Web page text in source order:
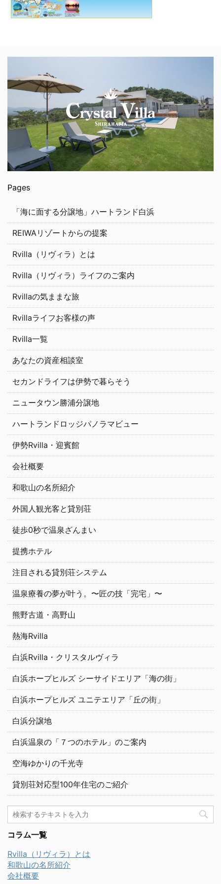
Pages
「海に面する分譲地」ハートランド白浜
REIWAリゾートからの提案
Rvilla（リヴィラ）とは
Rvilla（リヴィラ）ライフのご案内
Rvillaの気ままな旅
Rvillaライフお客様の声
Rvilla一覧
あなたの資産相談室
セカンドライフは伊勢で暮らそう
ニュータウン勝浦分譲地
ハートランドロッジパノラマビュー
伊勢Rvilla・迎賓館
会社概要
和歌山の名所紹介
外国人観光客と貸別荘
徒歩0秒で温泉ざんまい
提携ホテル
注目される貸別荘システム
温泉療養の夢が叶う。〜匠の技「完宅」〜
熊野古道・高野山
熱海Rvilla
白浜Rvilla・クリスタルヴィラ
白浜ホープヒルズ シーサイドエリア「海の街」
白浜ホープヒルズ ユニテエリア「丘の街」
白浜分譲地
白浜温泉の「７つのホテル」のご案内
空海ゆかりの千光寺
貸別荘対応型100年住宅のご紹介
コラム一覧
Rvilla（リヴィラ）とは
和歌山の名所紹介
会社概要